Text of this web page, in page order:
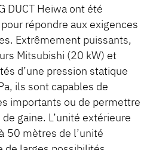
DUCT Heiwa ont été
répondre aux exigences
Extrêmement puissants,
Mitsubishi (20 kW) et
d’une pression statique
ils sont capables de
importants ou de permettre
gaine. L’unité extérieure
50 mètres de l’unité